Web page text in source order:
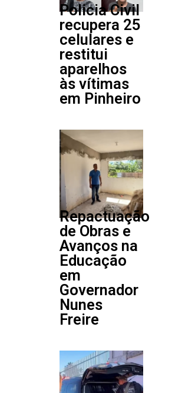
Policia Civil
recupera 25
celulares e
restitui
aparelhos
às vítimas
em Pinheiro
Repactuação
de Obras e
Avanços na
Educação
em
Governador
Nunes
Freire